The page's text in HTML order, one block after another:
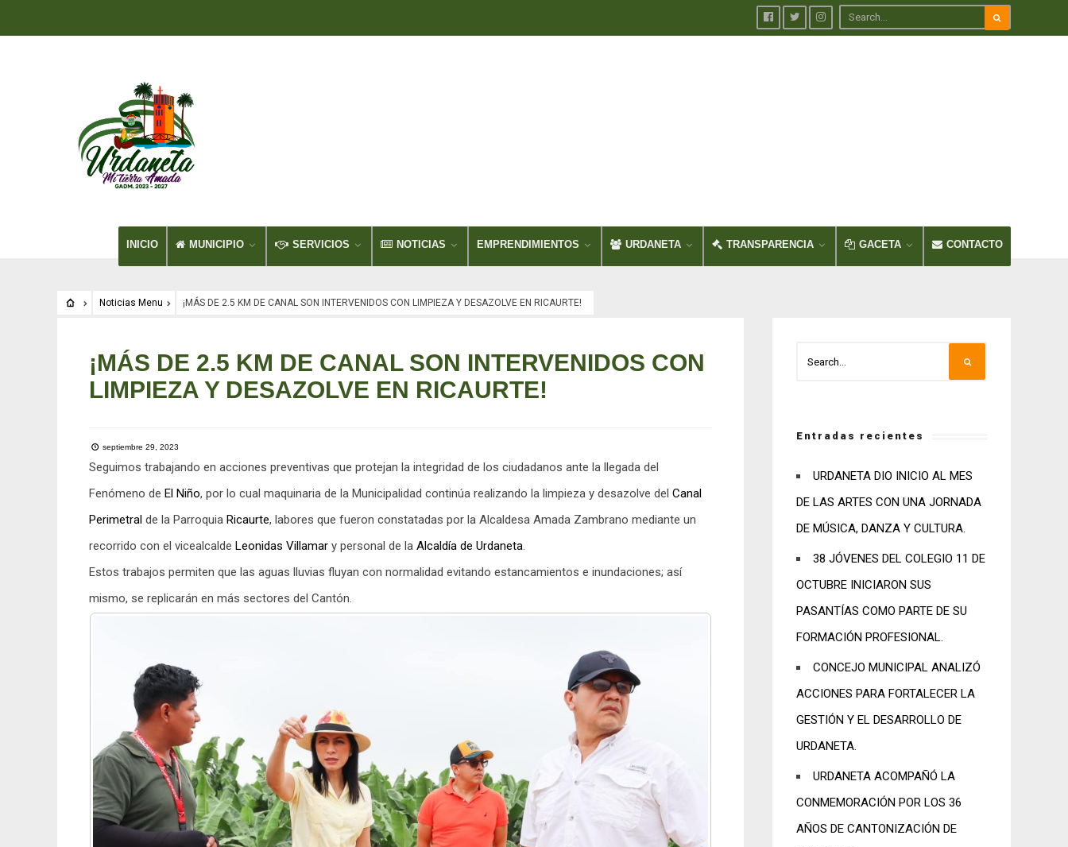
INICIO MUNICIPIO SERVICIOS NOTICIAS EMPRENDIMIENTOS URDANETA TRANSPARENCIA GACETA CONTACTO
Noticias Menu ¡MÁS DE 2.5 KM DE CANAL SON INTERVENIDOS CON LIMPIEZA Y DESAZOLVE EN RICAURTE!
Noticias Menu
¡MÁS DE 2.5 KM DE CANAL SON INTERVENIDOS CON
LIMPIEZA Y DESAZOLVE EN RICAURTE!
septiembre 29, 2023
Seguimos trabajando en acciones preventivas que protejan la integridad de los ciudadanos ante la llegada del
Fenómeno de El Niño, por lo cual maquinaria de la Municipalidad continúa realizando la limpieza y desazolve del Canal
Perimetral de la Parroquia Ricaurte, labores que fueron constatadas por la Alcaldesa Amada Zambrano mediante un
recorrido con el vicealcalde Leonidas Villamar y personal de la Alcaldía de Urdaneta.
Estos trabajos permiten que las aguas lluvias fluyan con normalidad evitando estancamientos e inundaciones; así
mismo, se replicarán en más sectores del Cantón.
Entradas recientes
URDANETA DIO INICIO AL MES
DE LAS ARTES CON UNA JORNADA
DE MÚSICA, DANZA Y CULTURA.
38 JÓVENES DEL COLEGIO 11 DE
OCTUBRE INICIARON SUS
PASANTÍAS COMO PARTE DE SU
FORMACIÓN PROFESIONAL.
CONCEJO MUNICIPAL ANALIZÓ
ACCIONES PARA FORTALECER LA
GESTIÓN Y EL DESARROLLO DE
URDANETA.
URDANETA ACOMPAÑÓ LA
CONMEMORACIÓN POR LOS 36
AÑOS DE CANTONIZACIÓN DE